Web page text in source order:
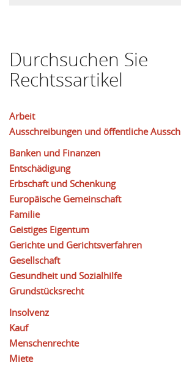
Durchsuchen Sie
Rechtssartikel
Arbeit
Ausschreibungen und öffentliche
Banken und Finanzen
Entschädigung
Erbschaft und Schenkung
Europäische Gemeinschaft
Familie
Geistiges Eigentum
Gerichte und Gerichtsverfahren
Gesellschaft
Gesundheit und Sozialhilfe
Grundstücksrecht
Insolvenz
Kauf
Menschenrechte
Miete